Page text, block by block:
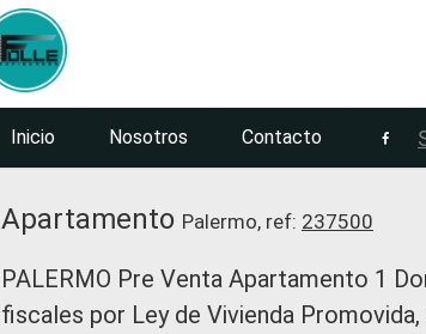
Inicio Nosotros Contacto
Apartamento Palermo, ref: 237500
PALERMO Pre Venta Apartamento 1
fiscales por Ley de Vivienda